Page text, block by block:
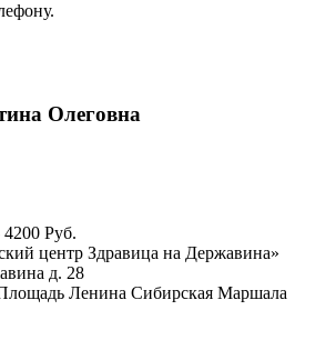
Олеговна
4200 Руб.
центр Здравица на Державина»
д. 28
Ленина Сибирская Маршала